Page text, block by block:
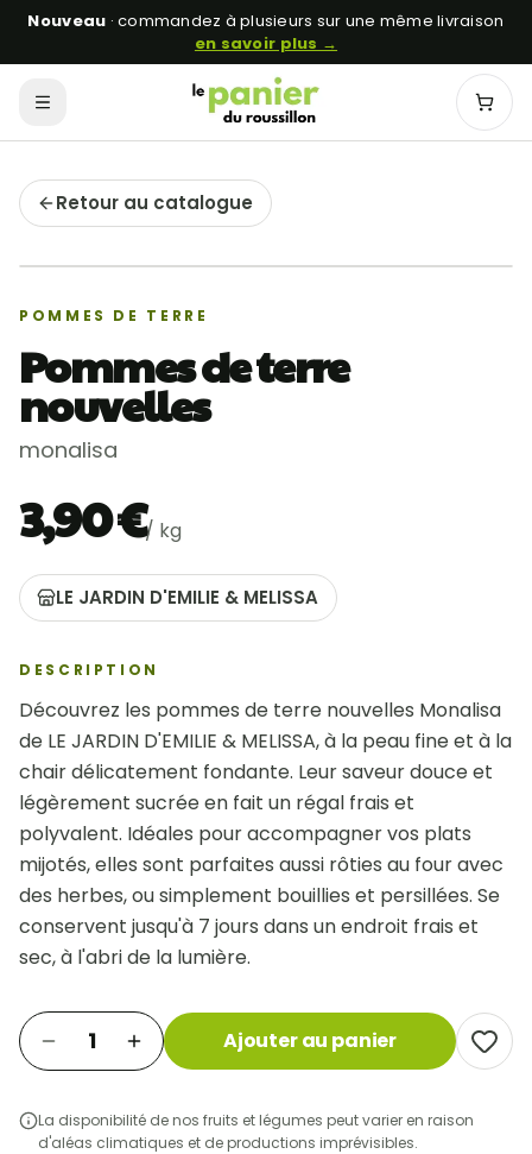
Nouveau · commandez à plusieurs sur une même livraison
en savoir plus →
Menu Mon
Retour au catalogue
POMMES DE TERRE
Pommes de terre
nouvelles
monalisa
3,90 €/ kg
LE JARDIN D'EMILIE & MELISSA
DESCRIPTION
Découvrez les pommes de terre nouvelles Monalisa
de LE JARDIN D'EMILIE & MELISSA, à la peau fine et à la
chair délicatement fondante. Leur saveur douce et
légèrement sucrée en fait un régal frais et
polyvalent. Idéales pour accompagner vos plats
mijotés, elles sont parfaites aussi rôties au four avec
des herbes, ou simplement bouillies et persillées. Se
conservent jusqu'à 7 jours dans un endroit frais et
sec, à l'abri de la lumière.
1 Ajouter au panier
La disponibilité de nos fruits et légumes peut varier en raison
d'aléas climatiques et de productions imprévisibles.